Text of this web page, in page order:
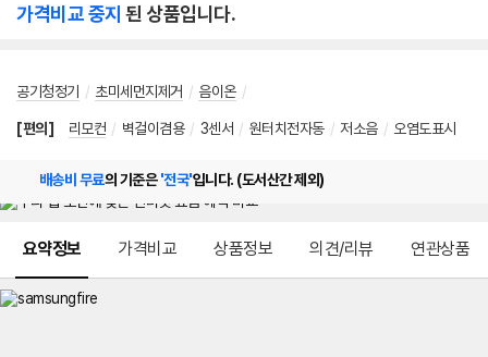
가격비교 중지 된 상품입니다.
공기청정기 / 초미세먼지제거 / 음이온 /
[편의] 리모컨 / 벽걸이겸용 / 3센서 / 원터치전자동 / 저소음 / 오염도표시
배송비 무료의 기준은'전국'입니다. (도서산간 제외)
요약정보 가격비교 상품정보 의견/리뷰 연관상품